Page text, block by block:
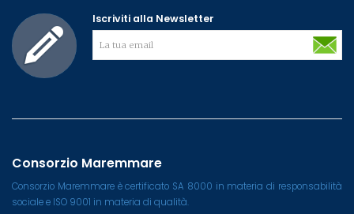
Iscriviti alla Newsletter
Consorzio Maremmare
Consorzio Maremmare è certificato SA 8000 in materia di responsabilità
sociale e ISO 9001 in materia di qualità.